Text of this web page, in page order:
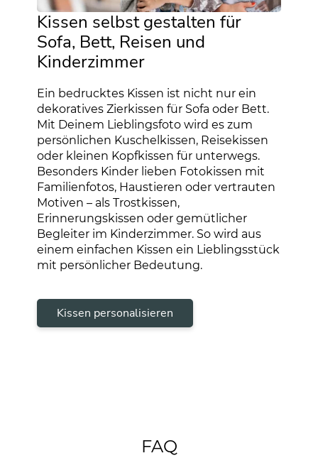
Kissen selbst gestalten für
Sofa, Bett, Reisen und
Kinderzimmer
Ein bedrucktes Kissen ist nicht nur ein
dekoratives Zierkissen für Sofa oder Bett.
Mit Deinem Lieblingsfoto wird es zum
persönlichen Kuschelkissen, Reisekissen
oder kleinen Kopfkissen für unterwegs.
Besonders Kinder lieben Fotokissen mit
Familienfotos, Haustieren oder vertrauten
Motiven – als Trostkissen,
Erinnerungskissen oder gemütlicher
Begleiter im Kinderzimmer. So wird aus
einem einfachen Kissen ein Lieblingsstück
mit persönlicher Bedeutung.
Kissen personalisieren
FAQ